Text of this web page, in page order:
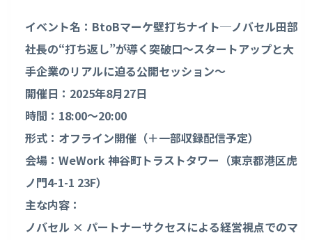
イベント名：BtoBマーケ壁打ちナイト─ノバセル田部
社長の“打ち返し”が導く突破口〜スタートアップと大
手企業のリアルに迫る公開セッション〜
開催日：2025年8月27日
時間：18:00〜20:00
形式：オフライン開催（＋一部収録配信予定）
会場：WeWork 神谷町トラストタワー（東京都港区虎
ノ門4-1-1 23F）
主な内容：
ノバセル × パートナーサクセスによる経営視点でのマ